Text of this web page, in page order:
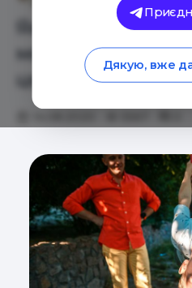
Якщо школа
майбутнього –
цього батьки
Дякую, вже